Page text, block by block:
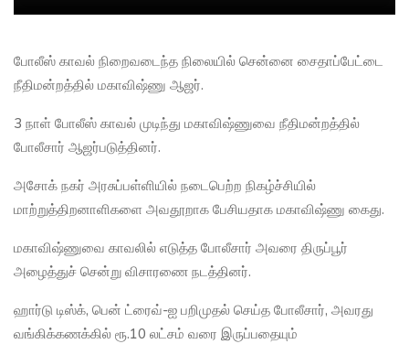
போலீஸ் காவல் நிறைவடைந்த நிலையில் சென்னை சைதாப்பேட்டை
நீதிமன்றத்தில் மகாவிஷ்ணு ஆஜர்.
3 நாள் போலீஸ் காவல் முடிந்து மகாவிஷ்ணுவை நீதிமன்றத்தில்
போலீசார் ஆஜர்படுத்தினர்.
அசோக் நகர் அரசுப்பள்ளியில் நடைபெற்ற நிகழ்ச்சியில்
மாற்றுத்திறனாளிகளை அவதூறாக பேசியதாக மகாவிஷ்ணு கைது.
மகாவிஷ்ணுவை காவலில் எடுத்த போலீசார் அவரை திருப்பூர்
அழைத்துச் சென்று விசாரணை நடத்தினர்.
ஹார்டு டிஸ்க், பென் ட்ரைவ்-ஐ பறிமுதல் செய்த போலீசார், அவரது
வங்கிக்கணக்கில் ரூ.10 லட்சம் வரை இருப்பதையும்